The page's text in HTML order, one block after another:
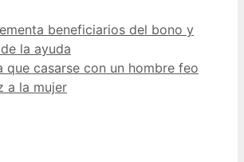
beneficiarios del bono y
la ayuda
que casarse con un hombre feo
a la mujer